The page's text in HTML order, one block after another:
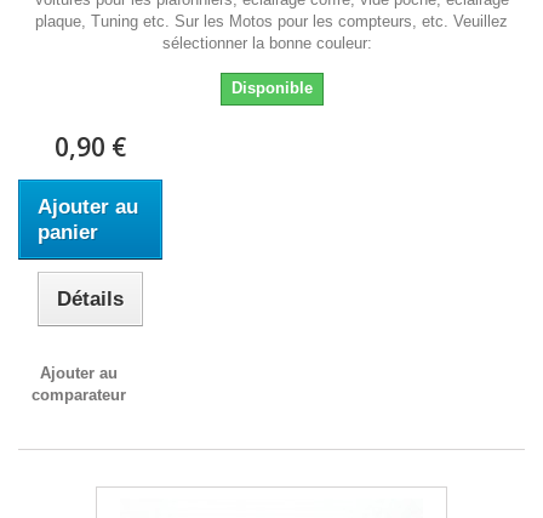
plaque, Tuning etc. Sur les Motos pour les compteurs, etc. Veuillez
sélectionner la bonne couleur:
Disponible
0,90 €
Ajouter au
panier
Détails
Ajouter au
comparateur